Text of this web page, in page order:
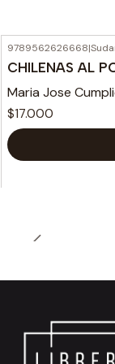
9789562626668|
CHILENAS AL
Maria Jose
$17.000